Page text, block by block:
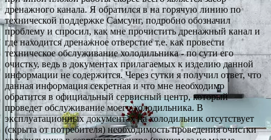
дренажного канала. Я обратился в на горячую линию по
технической поддержке Самсунг, подробно обозначил
проблему и спросил, как мне прочистить дренажный канал и
где находится дренажное отверстие т.е. как провести
техническое обслуживание холодильника - по сути его
очистку, ведь в документах прилагаемых к изделию данной
информации не содержится. Через сутки я получил ответ, что
данная информация секретная и что мне необходимо
обратится в официальный сервисный центр, который
проведет обслуживание моего холодильника. В
эксплуатационных документах на холодильник отсутствует
(скрыта от потребителя) необходимость проведения очистки